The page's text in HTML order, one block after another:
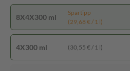
8X4X300 ml
Spartipp
(29,68 € / 1 l)
4X300 ml (30,55 € / 1 l)